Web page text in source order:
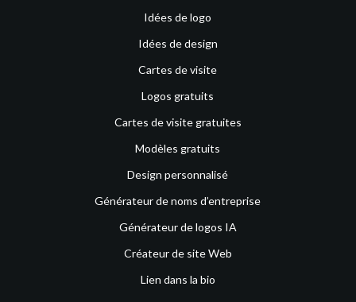
Idées de logo
Idées de design
Cartes de visite
Logos gratuits
Cartes de visite gratuites
Modèles gratuits
Design personnalisé
Générateur de noms d’entreprise
Générateur de logos IA
Créateur de site Web
Lien dans la bio